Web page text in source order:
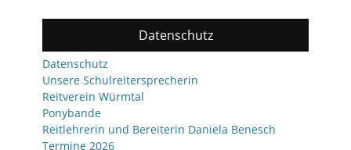
Datenschutz
Datenschutz
Unsere Schulreitersprecherin
Reitverein Würmtal
Ponybande
Reitlehrerin und Bereiterin Daniela Benesch
Termine 2026